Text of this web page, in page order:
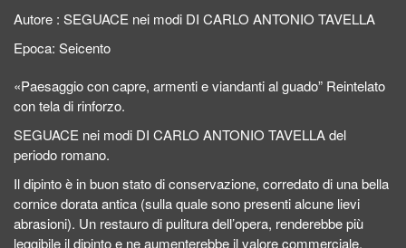
Autore : SEGUACE nei modi DI CARLO ANTONIO TAVELLA
Epoca: Seicento
«Paesaggio con capre, armenti e viandanti al guado” Reintelato
con tela di rinforzo.
SEGUACE nei modi DI CARLO ANTONIO TAVELLA del
periodo romano.
Il dipinto è in buon stato di conservazione, corredato di una bella
cornice dorata antica (sulla quale sono presenti alcune lievi
abrasioni). Un restauro di pulitura dell’opera, renderebbe più
leggibile il dipinto e ne aumenterebbe il valore commerciale.